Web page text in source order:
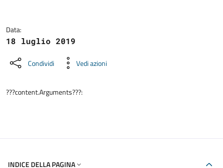
Data:
18 luglio 2019
Condividi Vedi azioni
???content.Arguments???:
INDICE DELLA PAGINA